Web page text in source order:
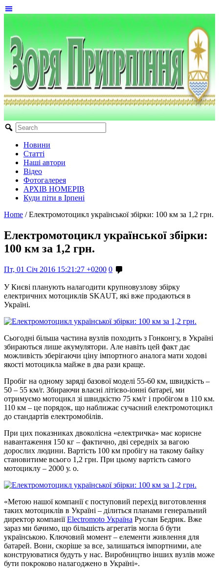
Новини
Статті
Наші автори
Відео
Фотогалерея
АРХІВ НОМЕРІВ
Куди піти в Ірпені
Home / Електромотоцикл української збірки: 100 км за 1,2 грн.
Електромотоцикл української збірки:
100 км за 1,2 грн.
Пт, 01 Січ 2016 15:21:27 +0200 0
У Києві планують налагодити крупновузлову збірку
електричних мотоциклів SKAUT, які вже продаються в
Україні.
Сьогодні більша частина вузлів походить з Гонконгу, в Україні
збираються лише акумулятори. Але навіть цей факт дає
можливість зберігаючи ціну імпортного аналога мати ходові
якості мотоцикла майже в два рази краще.
Пробіг на одному заряді базової моделі 55-60 км, швидкість –
50 – 55 км/г. Збираючи власні літієво-іонні батареї, ми
отримуємо мотоцикл зі швидкістю 75 км/г і пробігом в 110 км.
110 км – це порядок, що наближає сучасний електромотоцикл
до стандартів електромобілів.
При цих показниках двоколісна «електричка» має корисне
навантаження 150 кг – фактично, дві середніх за вагою
дорослих людини. Вартість 100 км пробігу на такому байку
становитиме всього 1,2 грн. При цьому вартість самого
мотоциклу – 2000 у. о.
«Метою нашої компанії є поступовий перехід виготовлення
таких мотоциклів в Україні – ділиться планами генеральний
директор компаніїElectromoto Україна Руслан Бедрик. Вже
зараз ми бачимо, що більшість агрегатів могла б бути
українською. Ключовий момент – елементи живлення для
батарей. Вони, скоріше за все, залишаться імпортними, але
конструюватися будуть у нас. Виробництво інших вузлів може
бути покроково налагоджено в Україні».